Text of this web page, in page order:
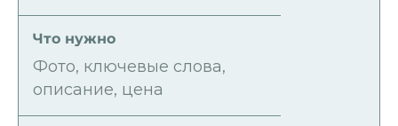
Фото, ключевые слова,
описание, цена